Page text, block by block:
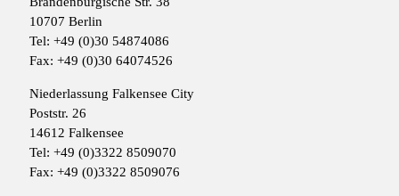
10707 Berlin
Tel: +49 (0)30 54874086
Fax: +49 (0)30 64074526
Niederlassung Falkensee City
Poststr. 26
14612 Falkensee
Tel: +49 (0)3322 8509070
Fax: +49 (0)3322 8509076